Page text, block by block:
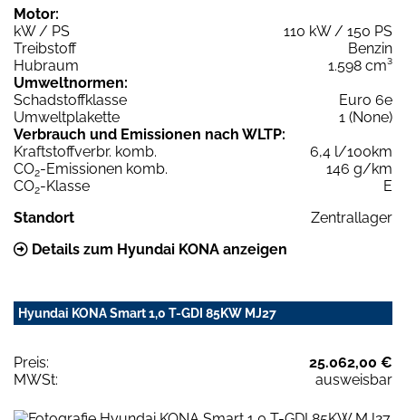
Motor:
kW / PS
110 kW / 150 PS
Treibstoff
Benzin
Hubraum
1.598 cm³
Umweltnormen:
Schadstoffklasse
Euro 6e
Umweltplakette
1 (None)
Verbrauch und Emissionen nach WLTP:
Kraftstoffverbr. komb.
6,4 l/100km
CO2-Emissionen komb.
146 g/km
CO2-Klasse
E
Standort
Zentrallager
Details zum Hyundai KONA anzeigen
Hyundai KONA Smart 1,0 T-GDI 85KW MJ27
Preis:
25.062,00 €
MWSt:
ausweisbar